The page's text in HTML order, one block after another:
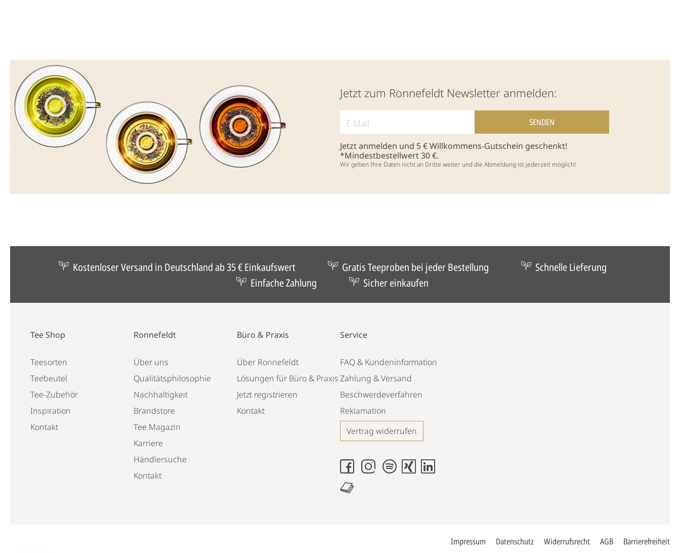
Jetzt zum Ronnefeldt Newsletter anmelden:
Jetzt anmelden und 5 € Willkommens-Gutschein geschenkt!
*Mindestbestellwert 30 €.
Wir geben Ihre Daten nicht an Dritte weiter und die Abmeldung ist jederzeit möglich!
Kostenloser Versand in Deutschland ab 35 € Einkaufswert Gratis Teeproben bei jeder Bestellung
Schnelle Lieferung
Einfache Zahlung
Sicher einkaufen
Tee Shop
Teesorten
Teebeutel
Tee-Zubehör
Inspiration
Kontakt
Ronnefeldt
Über uns
Qualitätsphilosophie
Nachhaltigkeit
Brandstore
Tee Magazin
Karriere
Händlersuche
Kontakt
Büro & Praxis
Über Ronnefeldt
Lösungen für Büro & Praxis
Jetzt registrieren
Kontakt
Service
FAQ & Kundeninformation
Zahlung & Versand
Beschwerdeverfahren
Reklamation
Vertrag widerrufen
Impressum Datenschutz Widerrufsrecht AGB Barrierefreiheit